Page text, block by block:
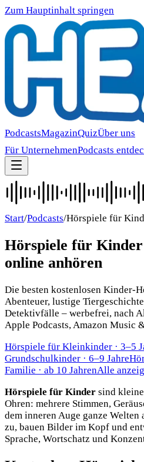
Zum Hauptinhalt springen
PodcastsMagazinQuizÜber uns
Für UnternehmenPodcasts
Start/Podcasts/Hörspiele für
Hörspiele für Kinder
online anhören
Die besten kostenlosen Kinder-
Abenteuer, lustige
Detektivfälle – werbefrei, nach
Apple Podcasts, Amazon Music
Hörspiele für Kleinkinder · 3–5
Grundschulkinder · 6–9 Jahre
Familie · ab 10 JahrenAlle
Hörspiele für Kinder sind
Ohren: mehrere Stimmen,
dem inneren Auge ganze
zu, bauen Bilder im Kopf und
Sprache, Wortschatz und